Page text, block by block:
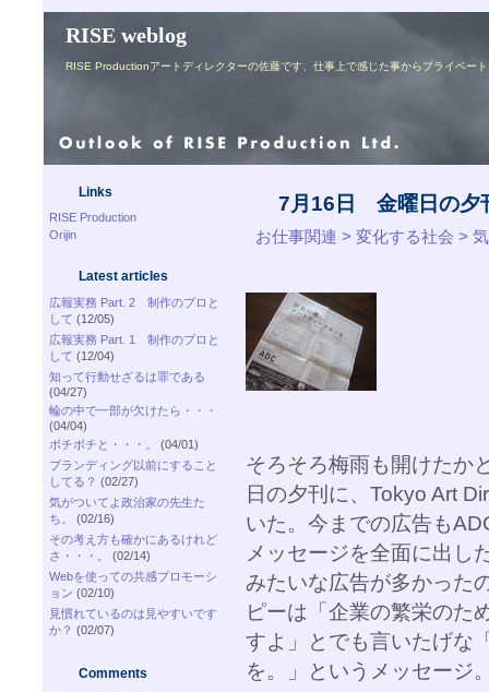
RISE weblog
RISE Productionアートディレクターの佐藤です、仕事上で感じた事からプライベー
Links
RISE Production
Orijin
Latest articles
広報実務 Part. 2 制作のプロと
して (12/05)
広報実務 Part. 1 制作のプロと
して (12/04)
知って行動せざるは罪である
(04/27)
輪の中で一部が欠けたら・・・
(04/04)
ボチボチと・・・。
(04/01)
ブランディング以前にすること
してる？ (02/27)
気がついてよ政治家の先生た
ち。
(02/16)
その考え方も確かにあるけれど
さ・・・。
(02/14)
Webを使っての共感プロモーシ
ョン (02/10)
見慣れているのは見やすいです
か？ (02/07)
Comments
7月16日 金曜日の夕
お仕事関連 > 変化する社会 >
そろそろ梅雨も開けたか
日の夕刊に、Tokyo Art
いた。今までの広告も
メッセージを全面に出し
みたいな広告が多かった
ピーは「企業の繁栄のた
すよ」とでも言いたげな
を。」というメッセージ